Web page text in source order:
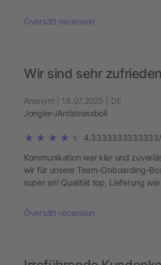
Översätt recension
Wir sind sehr zufrieden
Anonym | 18.07.2025 | DE
Jongler-/Antistressboll
Kommunikation war klar und
wir für unsere Team-Onboarding-
super an! Qualität top, Lieferung
Översätt recension